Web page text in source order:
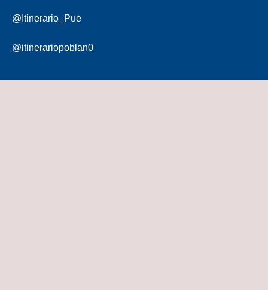
@Itinerario_Pue
@itinerariopoblan0